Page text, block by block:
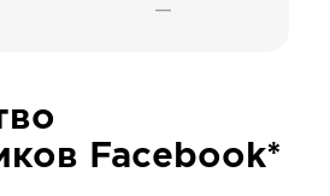
—
Facebook*